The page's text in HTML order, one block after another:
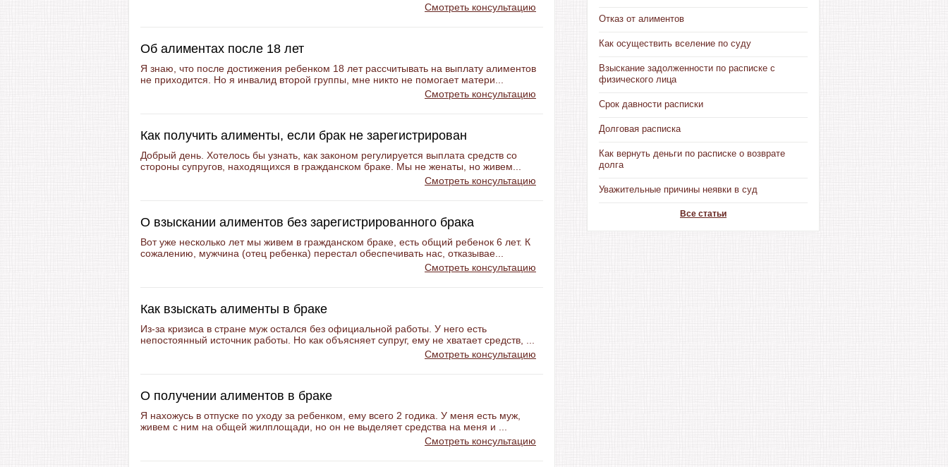
Смотреть консультацию
Об алиментах после 18 лет
Я знаю, что после достижения ребенком 18 лет рассчитывать на выплату алиментов
не приходится. Но я инвалид второй группы, мне никто не помогает матери...
Смотреть консультацию
Как получить алименты, если брак не зарегистрирован
Добрый день. Хотелось бы узнать, как законом регулируется выплата средств со
стороны супругов, находящихся в гражданском браке. Мы не женаты, но живем...
Смотреть консультацию
О взыскании алиментов без зарегистрированного брака
Вот уже несколько лет мы живем в гражданском браке, есть общий ребенок 6 лет. К
сожалению, мужчина (отец ребенка) перестал обеспечивать нас, отказывае...
Смотреть консультацию
Как взыскать алименты в браке
Из-за кризиса в стране муж остался без официальной работы. У него есть
непостоянный источник работы. Но как объясняет супруг, ему не хватает средств, ...
Смотреть консультацию
О получении алиментов в браке
Я нахожусь в отпуске по уходу за ребенком, ему всего 2 годика. У меня есть муж,
живем с ним на общей жилплощади, но он не выделяет средства на меня и ...
Смотреть консультацию
Отказ от алиментов
Как осуществить вселение по суду
Взыскание задолженности по расписке с
физического лица
Срок давности расписки
Долговая расписка
Как вернуть деньги по расписке о возврате
долга
Уважительные причины неявки в суд
Все статьи